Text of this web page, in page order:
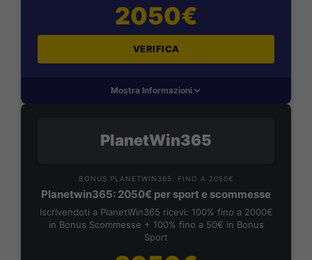
2050€
VERIFICA
Mostra Informazioni
PlanetWin365
BONUS PLANETWIN365: FINO A 2050€
Planetwin365: 2050€ per sport e scommesse
Iscrivendoti a PlanetWin365 ricevi: 100% fino a 2000€
in Bonus Scommesse + 100% fino a 50€ in Bonus
Sport